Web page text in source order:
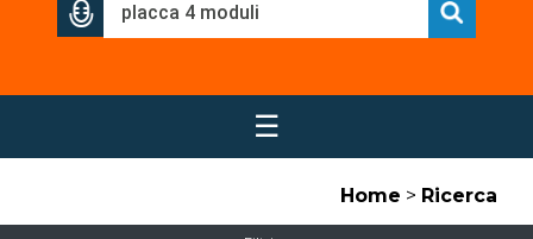
☰
Home > Ricerca